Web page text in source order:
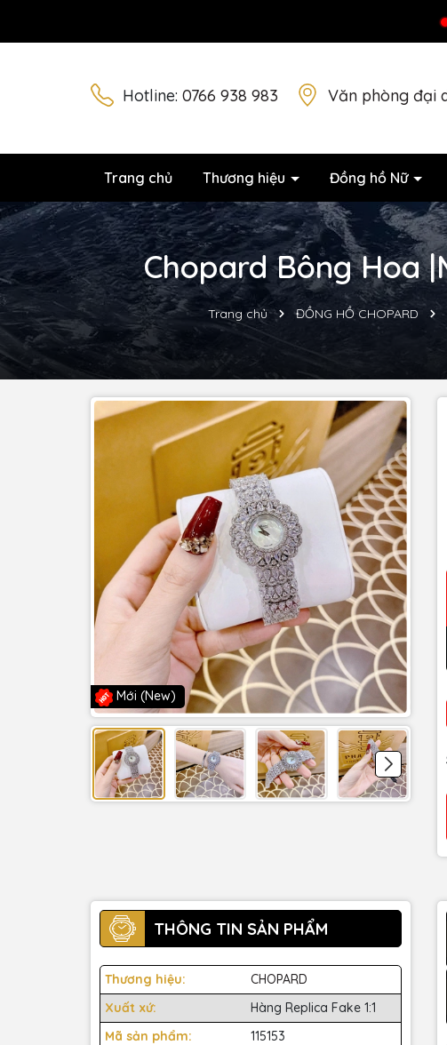
Hotline: 0766 938 983 Văn phòng đại
Trang chủ Thương hiệu Đồng hồ Nữ
Chopard Bông Hoa
Trang chủ ĐỒNG HỒ CHOPARD
Mới (New)
THÔNG TIN SẢN PHẨM
Thương hiệu:
CHOPARD
Xuất xứ:
Hàng Replica Fake 1:1
Mã sản phẩm:
115153